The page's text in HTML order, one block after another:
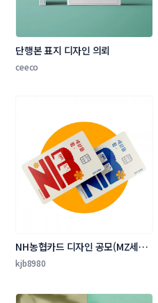
단행본 표지 디자인 의뢰
ceeco
NH농협카드 디자인 공모(MZ세대
타겟 상품 카드 플레이트 디자인)
kjb8980